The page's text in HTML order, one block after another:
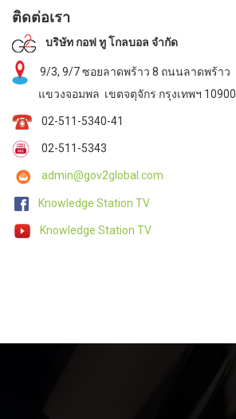
ติดต่อเรา
บริษัท กอฟ ทู โกลบอล จำกัด
9/3, 9/7 ซอยลาดพร้าว 8 ถนนลาดพร้าว
แขวงจอมพล เขตจตุจักร กรุงเทพฯ 10900
02-511-5340-41
02-511-5343
admin@gov2global.com
Knowledge Station TV
Knowledge Station TV